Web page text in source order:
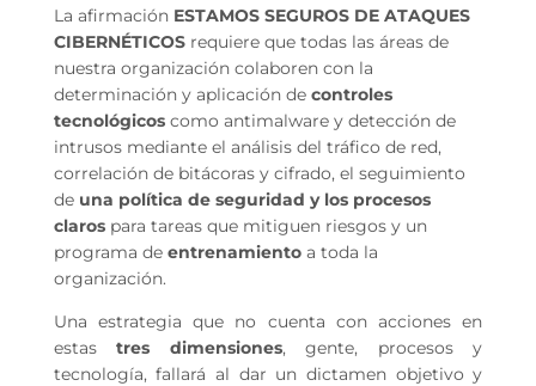
La afirmación ESTAMOS SEGUROS DE ATAQUES
CIBERNÉTICOSrequiere que todas las áreas de
nuestra organización colaboren con la
determinación y aplicación de controles
tecnológicoscomo antimalware y detección de
intrusos mediante el análisis del tráfico de red,
correlación de bitácoras y cifrado, el seguimiento
de una política de seguridad y los procesos
clarospara tareas que mitiguen riesgos y un
programa de entrenamientoa toda la
organización.
Una estrategia que no cuenta con acciones en
estastres dimensiones, gente, procesos y
tecnología, fallará al dar un dictamen objetivo y